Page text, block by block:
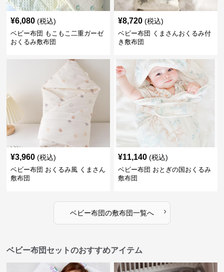
¥6,080 (税込)
ベビー布団 もこもこ二重ガーゼ
おくるみ敷布団
¥8,720 (税込)
ベビー布団 くまさんおくるみ付
き敷布団
¥3,960 (税込)
ベビー布団 おくるみ風 くまさん
敷布団
¥11,140 (税込)
ベビー布団 おとぎの国おくるみ
敷布団
ベビー布団の敷布団一覧へ ›
ベビー布団セットのおすすめアイテム